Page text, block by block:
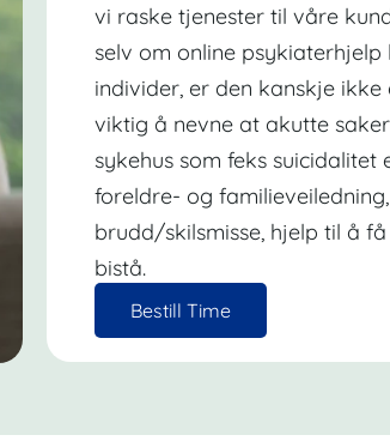
vi raske tjenester til våre
selv om online
individer, er den kanskje
viktig å nevne at akutte
sykehus som feks
foreldre- og
brudd/skilsmisse, hjelp til å
bistå.
Bestill Time